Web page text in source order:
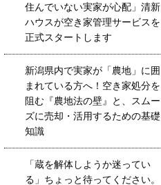
住んでいない実家が心配」清新
ハウスが空き家管理サービスを
正式スタートします
新潟県内で実家が「農地」に囲
まれている方へ！空き家処分を
阻む『農地法の壁』と、スムー
ズに売却・活用するための基礎
知識
「蔵を解体しようか迷ってい
る」ちょっと待ってください。